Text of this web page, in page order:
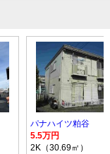
パナハイツ粕谷
5.5万円
2K（30.69㎡）